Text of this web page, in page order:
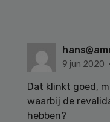
9 jun 2020
Dat klinkt goed,
waarbij de
hebben?